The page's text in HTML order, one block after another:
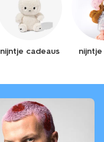
nijntje cadeaus